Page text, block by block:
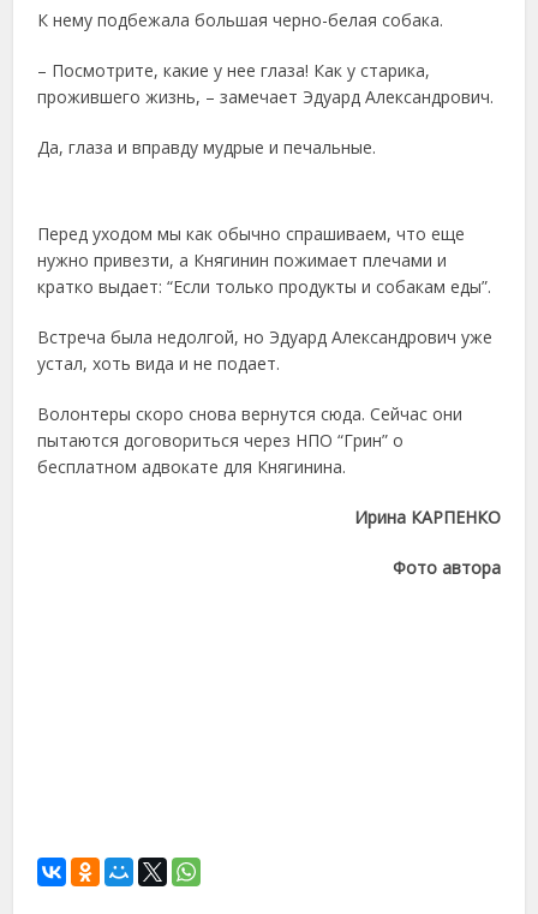
К нему подбежала большая черно-белая собака.
– Посмотрите, какие у нее глаза! Как у старика,
прожившего жизнь, – замечает Эдуард Александрович.
Да, глаза и вправду мудрые и печальные.
Перед уходом мы как обычно спрашиваем, что еще
нужно привезти, а Княгинин пожимает плечами и
кратко выдает: “Если только продукты и собакам еды”.
Встреча была недолгой, но Эдуард Александрович уже
устал, хоть вида и не подает.
Волонтеры скоро снова вернутся сюда. Сейчас они
пытаются договориться через НПО “Грин” о
бесплатном адвокате для Княгинина.
Ирина КАРПЕНКО
Фото автора